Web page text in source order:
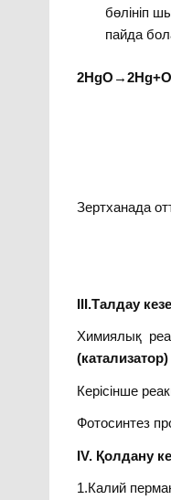
бөлініп
пайда
Зертханада
ІІІ.Талдау
Химиялық
(катализатор)
Керісінше
Фотосинтез
ІV. Қолдану
1.Калий